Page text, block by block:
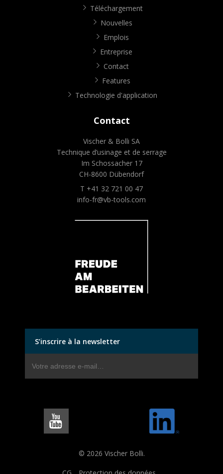
Téléchargement
Nouvelles
Emplois
Entreprise
Contact
Features
Technologie d'application
Contact
Vischer & Bolli SA
Technique d’usinage et de serrage
Im Schossacher 17
CH-8600 Dübendorf
T +41 32 721 00 47
info-fr@vb-tools.com
S’inscrire à la newsletter
© 2026 Vischer Bolli.